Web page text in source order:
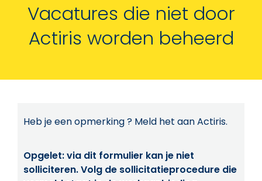
Vacatures die niet door
Actiris worden beheerd
Heb je een opmerking ? Meld het aan Actiris.
Opgelet: via dit formulier kan je niet
solliciteren. Volg de sollicitatieprocedure die